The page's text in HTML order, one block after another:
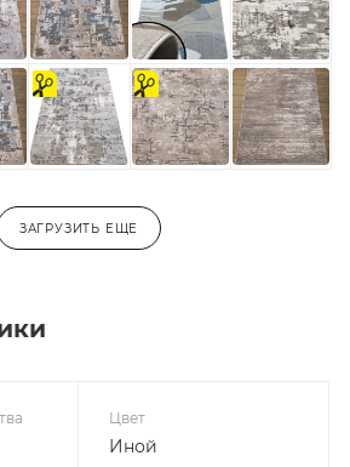
На
отрез
на
отрез
ЗАГРУЗИТЬ ЕЩЕ
Цвет
Иной